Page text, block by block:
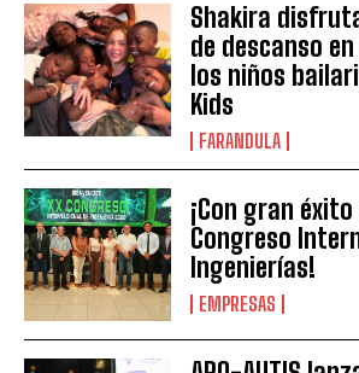
Shakira
de descanso
los niños
Kids
FARANDULA
¡Con gran
Congreso
Ingenierías!
EMPRESAS